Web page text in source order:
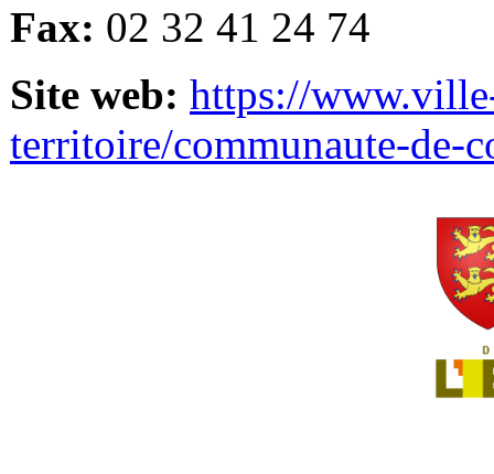
Fax: 02 32 41 24 74
Site web: https://
territoire/communaute-de-